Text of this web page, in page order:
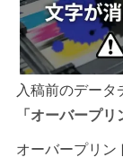
入稿前のデー
「オーバープ
オーバープリン